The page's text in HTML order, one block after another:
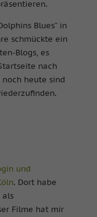
Blues“ in
schmückte ein
Blogs, es
nach
noch heute sind
und
. Dort habe
als
Filme hat mir